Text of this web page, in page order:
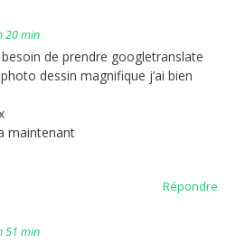
20 min
besoin de prendre googletranslate
dessin magnifique j’ai bien
maintenant
Répondre
51 min